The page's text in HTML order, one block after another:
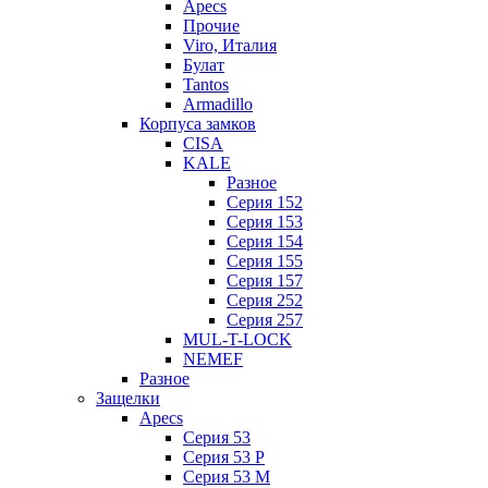
Apecs
Прочие
Viro, Италия
Булат
Tantos
Armadillo
Корпуса замков
CISA
KALE
Разное
Серия 152
Серия 153
Серия 154
Серия 155
Серия 157
Серия 252
Серия 257
MUL-T-LOCK
NEMEF
Разное
Защелки
Apecs
Серия 53
Серия 53 P
Серия 53 М